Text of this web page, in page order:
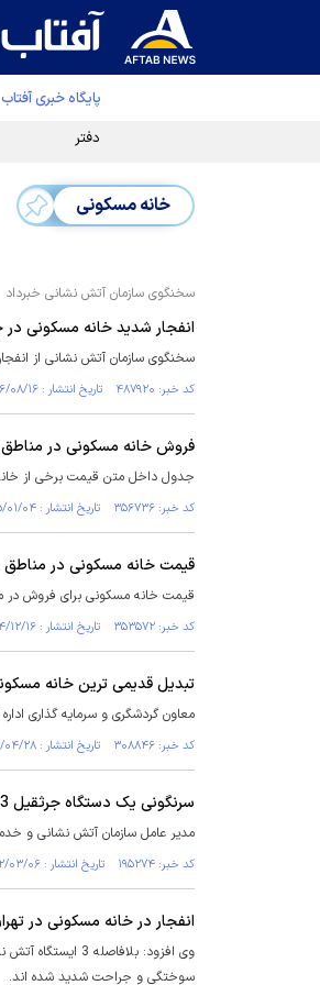
پایگاه خبری آفتاب
دفتر رهبر
خانه مسکونی
سخنگوی سازمان آتش نشانی خبرداد
انفجار شدید خانه مسکونی
سخنگوی سازمان آتش نشانی از
کد خبر: ۴۸۷۹۲۰ تاریخ انتشار : ۱۳۹۶/۰۸/۱۶
فروش خانه مسکونی در
جدول داخل متن قیمت برخی از
کد خبر: ۳۵۶۷۳۶ تاریخ انتشار : ۱۳۹۵/۰۱/۰۴
قیمت خانه مسکونی در مناطق مختلف تهران
قیمت خانه مسکونی برای فروش در متراز 50 تا 100 متر در بازار
کد خبر: ۳۵۳۵۷۲ تاریخ انتشار : ۱۳۹۴/۱۲/۱۶
تبدیل قدیمی ترین خانه
معاون گردشگری و سرمایه گذاری
کد خبر: ۳۰۸۸۴۶ تاریخ انتشار : ۱۳۹۴/۰۴/۲۸
سرنگونی یک دستگاه جرثقیل 3 خانه را ویران کرد (+عکس)
مدیر عامل سازمان آتش نشانی و
کد خبر: ۱۹۵۲۷۴ تاریخ انتشار : ۱۳۹۲/۰۳/۰۶
انفجار در خانه مسکونی در
وی افزود:
سوختگی و جراحت شدید شده اند.